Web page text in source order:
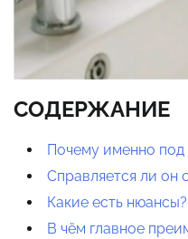
СОДЕРЖАНИЕ
Почему именно под
Справляется ли он
Какие есть нюансы?
В чём главное